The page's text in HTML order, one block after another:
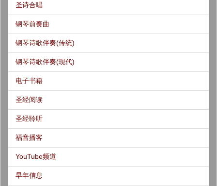
圣诗合唱
钢琴前奏曲
钢琴诗歌伴奏(传统)
钢琴诗歌伴奏(现代)
电子书籍
圣经阅读
圣经聆听
福音播客
YouTube频道
早年信息